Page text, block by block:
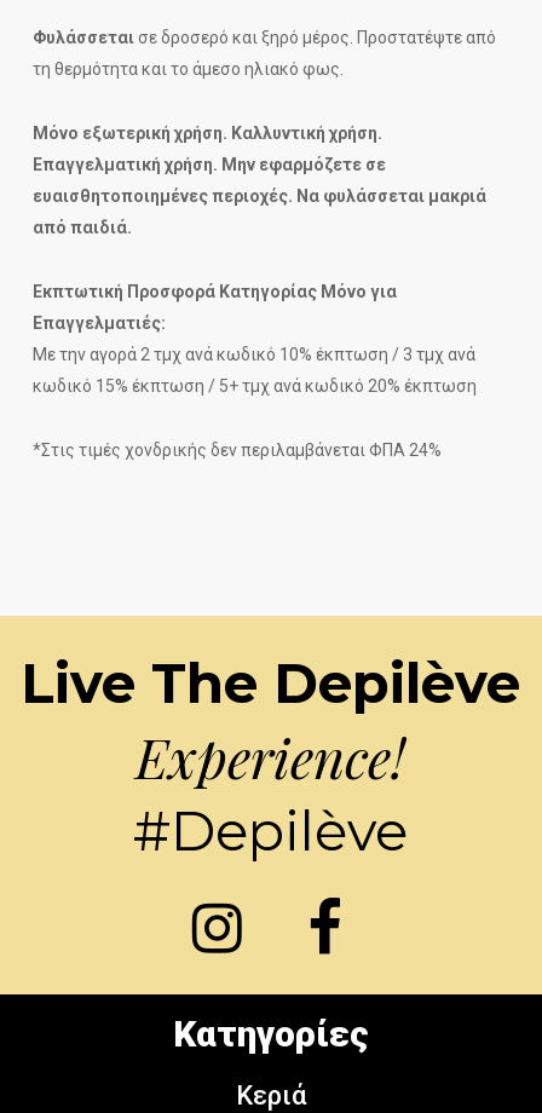
Φυλάσσεταισε δροσερό και ξηρό μέρος. Προστατέψτε από
τη θερμότητα και το άμεσο ηλιακό φως.
Μόνο εξωτερική χρήση. Καλλυντική χρήση.
Επαγγελματική χρήση. Μην εφαρμόζετε σε
ευαισθητοποιημένες περιοχές. Να φυλάσσεται μακριά
από παιδιά.
Εκπτωτική Προσφορά Κατηγορίας Μόνο για
Επαγγελματιές:
Με την αγορά 2 τμχ ανά κωδικό 10% έκπτωση / 3 τμχ ανά
κωδικό 15% έκπτωση / 5+ τμχ ανά κωδικό 20% έκπτωση
*Στις τιμές χονδρικής δεν περιλαμβάνεται ΦΠΑ 24%
Live The Depilève
Experience!
#Depilève
Κατηγορίες
Κεριά